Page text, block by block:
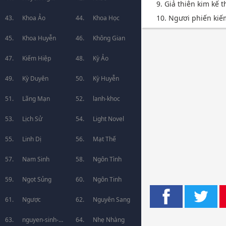
Khoa Ảo Khoa Học
Khoa Huyễn Không Gian
Kiếm Hiệp Kỳ Ảo
Kỳ Duyên Kỳ Huyễn
Lãng Mạn lanh-khoc
Lịch Sử Light Novel
Linh Dị Mạt Thế
Nam Sinh Ngôn Tình
Ngọt Sủng Ngôn Tinh
Ngược Nguyên Sang
nguyen-sinh- Nhẹ Nhàng
9. Giả thiên kim kế
10. Ngươi phiến